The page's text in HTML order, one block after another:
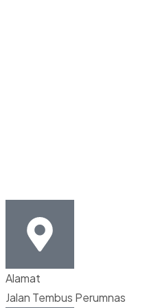
Alamat
Jalan Tembus Perumnas